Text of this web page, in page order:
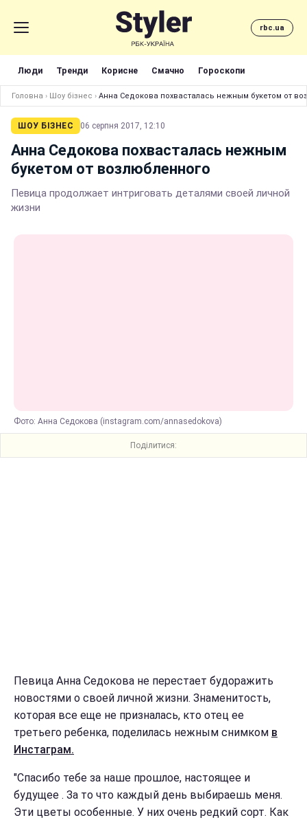
rbc.ua
Люди Тренди Корисне Смачно Гороскопи
Головна › Шоу бізнес › Анна Седокова похвасталась нежным букетом от
ШОУ БІЗНЕС 06 серпня 2017, 12:10
Анна Седокова похвасталась нежным
букетом от возлюбленного
Певица продолжает интриговать деталями своей личной
жизни
Фото: Анна Седокова (instagram.com/annasedokova)
Поділитися:
Певица Анна Седокова не перестает будоражить
новостями о своей личной жизни. Знаменитость,
которая все еще не призналась, кто отец ее
третьего ребенка, поделилась нежным снимком в
Инстаграм.
"Спасибо тебе за наше прошлое, настоящее и
будущее . За то что каждый день выбираешь меня.
Эти цветы особенные. У них очень редкий сорт. Как